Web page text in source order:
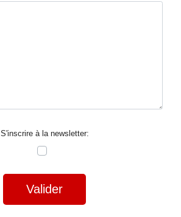
S'inscrire à la newsletter:
Valider